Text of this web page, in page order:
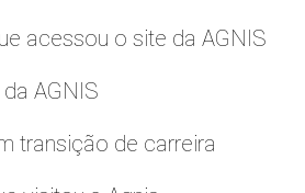
acessou o site da AGNIS
AGNIS
transição de carreira